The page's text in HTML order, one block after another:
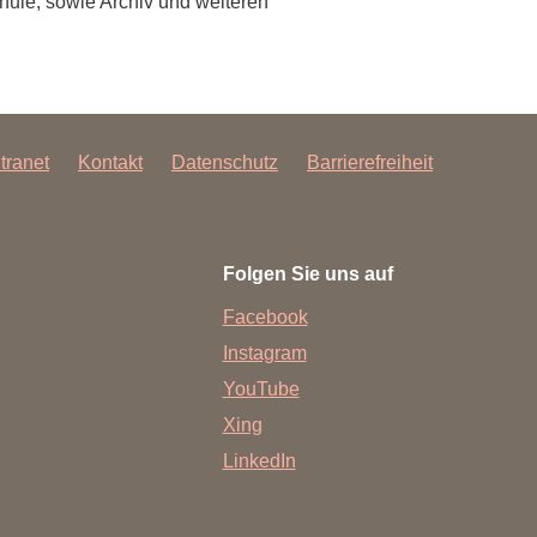
Kontakt Datenschutz Barrierefreiheit
Folgen Sie uns auf
Facebook
Instagram
YouTube
Xing
LinkedIn